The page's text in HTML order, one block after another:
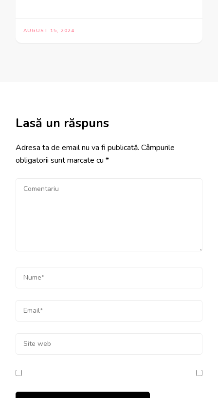
AUGUST 15, 2024
Lasă un răspuns
Adresa ta de email nu va fi publicată. Câmpurile
obligatorii sunt marcate cu *